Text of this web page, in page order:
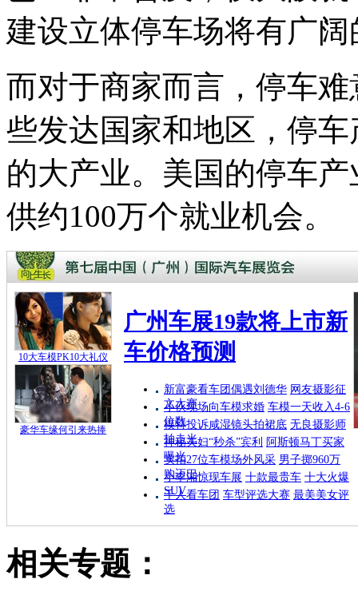
建设立体停车场将有广
而对于商家而言，停车
些发达国家和地区，停
的大产业。美国的停车
供约100万个就业机会。
10大车模PK10大礼仪
豪华车缘何引来热捧
广州车展19款将上市新
车价格预测
新富豪看车团偶遇刘德华 网友摄影征
文大赛
小伙现场向车模求婚 车模一天收入4-6
位数
模特投诉咸湿镜头拍裙底 无良摄影师
拍走光
神秘夫妇“秒杀”宾利
阿斯顿马丁买家
曝光
实拍27位车模场外风采 男子掷960万
购迈巴
小李湘惊现车展 十款最贵车 十大火爆
SUV
千人看车团 车型评选大赛 最美美女评
选
相关专题：